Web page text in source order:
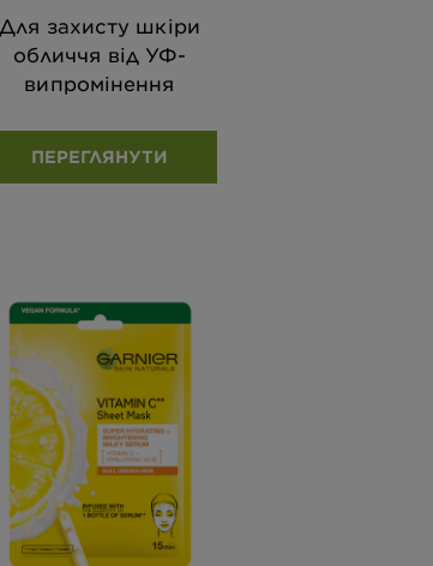
Для захисту шкіри
обличчя від УФ-
випромінення
ПЕРЕГЛЯНУТИ